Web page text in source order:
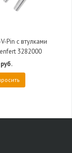
Pin c втулками
3282000